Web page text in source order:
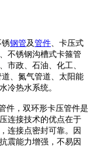
锈钢管及管件 、卡压式
不锈钢沟槽式卡箍管
、市政、石油、化工、
、氮气管道、太阳能
冷热水系统。
件，双环形卡压管件是
连接技术的优点在于
连接点密封可靠。因
震能力增强，不易因